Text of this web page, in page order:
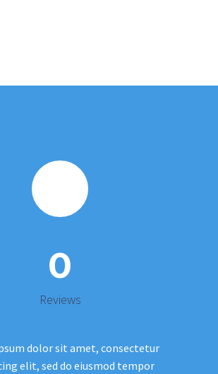
0
Reviews
dolor sit amet, consectetur
elit, sed do eiusmod tempor